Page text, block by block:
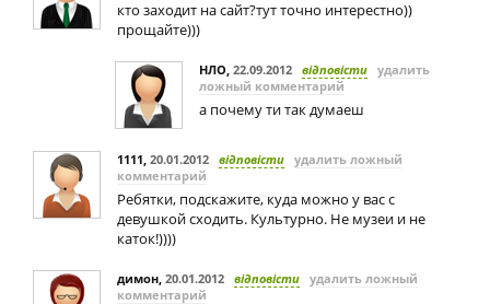
кто заходит на сайт?тут точно интерестно))
прощайте)))
НЛО, 22.09.2012 відповісти удалить
ложный комментарий
а почему ти так думаеш
1111, 20.01.2012 відповісти удалить ложный
комментарий
Ребятки, подскажите, куда можно у вас с
девушкой сходить. Культурно. Не музеи и не
каток!))))
димон, 20.01.2012 відповісти удалить ложный
комментарий